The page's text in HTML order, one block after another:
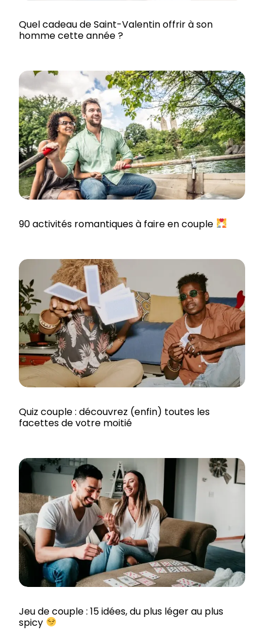
Quel cadeau de Saint-Valentin offrir à son
homme cette année ?
90 activités romantiques à faire en couple
Quiz couple : découvrez (enfin) toutes les
facettes de votre moitié
Jeu de couple : 15 idées, du plus léger au plus
spicy